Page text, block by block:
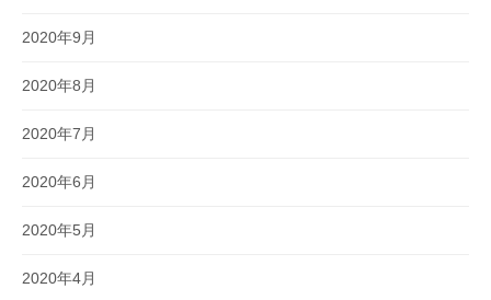
2020年9月
2020年8月
2020年7月
2020年6月
2020年5月
2020年4月